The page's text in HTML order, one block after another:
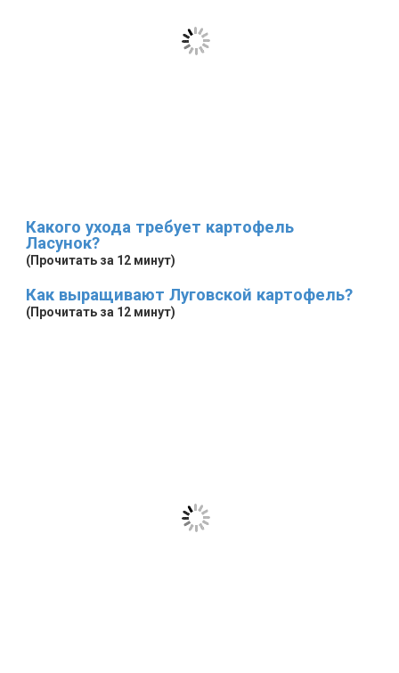
Какого ухода требует картофель
Ласунок?
(Прочитать за 12 минут)
Как выращивают Луговской картофель?
(Прочитать за 12 минут)